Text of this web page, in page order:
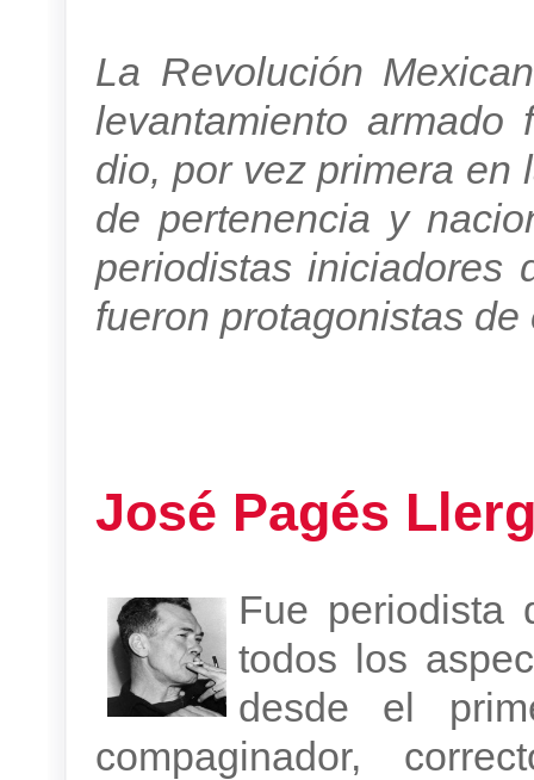
La Revolución
levantamiento
dio, por vez primera en
de pertenencia y
periodistas iniciadores
fueron protagonistas de
José Pagés
Fue periodista
todos los
desde el
compaginador,